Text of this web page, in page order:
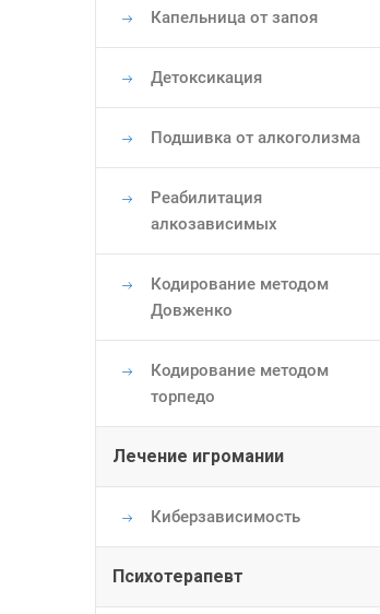
Капельница от запоя
Детоксикация
Подшивка от алкоголизма
Реабилитация
алкозависимых
Кодирование методом
Довженко
Кодирование методом
торпедо
Лечение игромании
Киберзависимость
Психотерапевт